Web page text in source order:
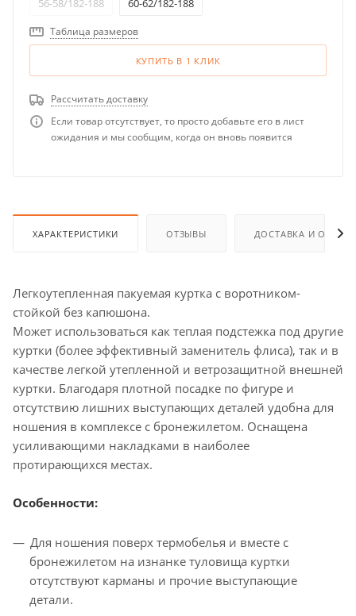
56-58/182-188 60-62/182-188
Таблица размеров
КУПИТЬ В 1 КЛИК
Рассчитать доставку
Если товар отсутствует, то просто добавьте его в лист
ожидания и мы сообщим, когда он вновь появится
ХАРАКТЕРИСТИКИ ОТЗЫВЫ ДОСТАВКА И
Легкоутепленная пакуемая куртка с воротником-
стойкой без капюшона.
Может использоваться как теплая подстежка под другие
куртки (более эффективный заменитель флиса), так и в
качестве легкой утепленной и ветрозащитной внешней
куртки. Благодаря плотной посадке по фигуре и
отсутствию лишних выступающих деталей удобна для
ношения в комплексе с бронежилетом. Оснащена
усиливающими накладками в наиболее
протирающихся местах.
Особенности:
Для ношения поверх термобелья и вместе с
бронежилетом на изнанке туловища куртки
отсутствуют карманы и прочие выступающие
детали.